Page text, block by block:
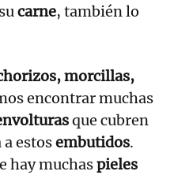
carne, también lo
morcillas,
encontrar muchas
que cubren
estosembutidos.
hay muchaspieles